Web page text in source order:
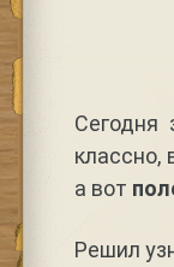
Сегодня
классно,
а вот
Решил